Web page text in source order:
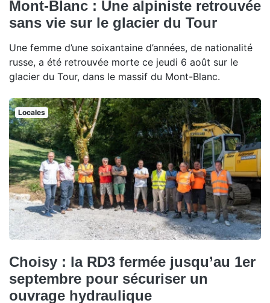
Mont-Blanc : Une alpiniste retrouvée
sans vie sur le glacier du Tour
Une femme d’une soixantaine d’années, de nationalité
russe, a été retrouvée morte ce jeudi 6 août sur le
glacier du Tour, dans le massif du Mont-Blanc.
Locales
Choisy : la RD3 fermée jusqu’au 1er
septembre pour sécuriser un
ouvrage hydraulique